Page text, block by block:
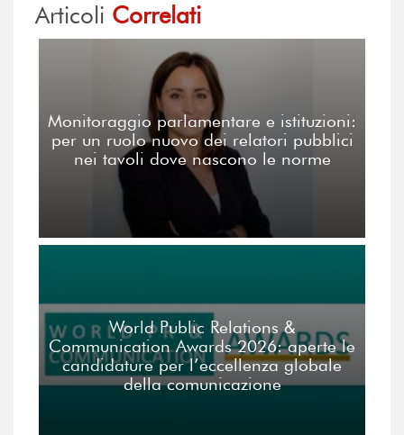
Articoli Correlati
Monitoraggio parlamentare e istituzioni:
per un ruolo nuovo dei relatori pubblici
nei tavoli dove nascono le norme
World Public Relations &
Communication Awards 2026: aperte le
candidature per l’eccellenza globale
della comunicazione